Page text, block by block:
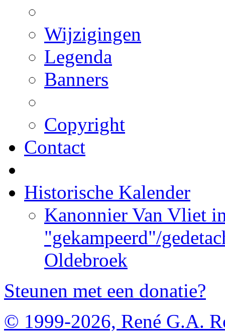
Wijzigingen
Legenda
Banners
Copyright
Contact
Historische Kalender
Kanonnier Van Vliet
"gekampeerd"/
Oldebroek
Steunen met een donatie?
© 1999-2026, René G.A.